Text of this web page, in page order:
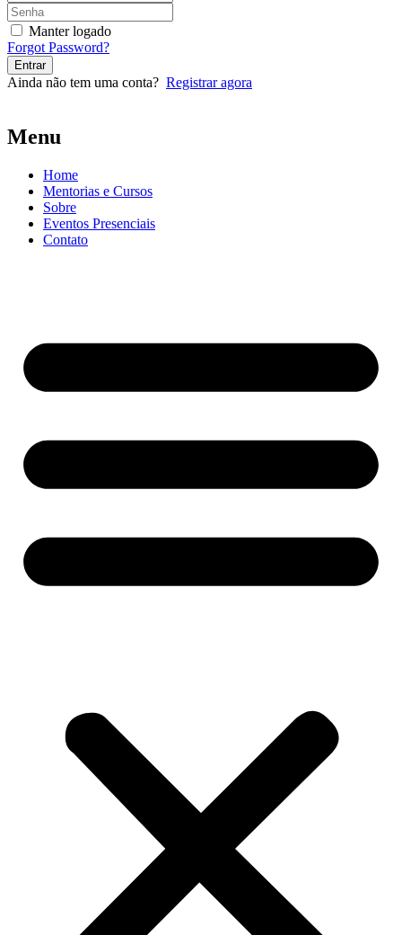
Manter logado
Forgot Password?
Entrar
Ainda não tem uma conta? Registrar agora
Menu
Home
Mentorias e Cursos
Sobre
Eventos Presenciais
Contato